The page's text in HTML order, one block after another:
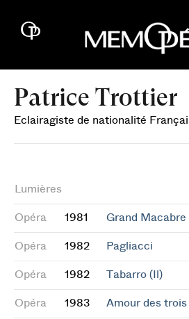
Patrice Trottier
Eclairagiste de nationalité
Lumières
Opéra 1981 Grand Macabre
Opéra 1982 Pagliacci
Opéra 1982 Tabarro (Il)
Opéra 1983 Amour des